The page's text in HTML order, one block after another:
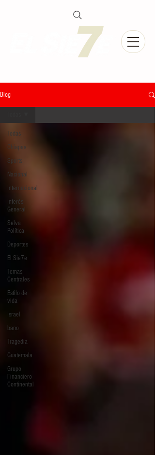
Blog
Todas
Chiapas
Sports
Nacional
Internacional
Interés
General
Selva
Política
Deportes
El Sie7e
Temas
Centrales
Estilo de
vida
Israel
bano
Tragedia
Guatemala
Grupo
Financiero
Continental